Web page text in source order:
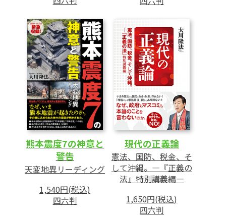
熊本震度7の神意と
警告
天変地異リーディング
1,540円(税込)
四六判
現代の正義論
憲法、国防、税金、そ
して沖縄。―『正義の
法』特別講義編―
1,650円(税込)
四六判